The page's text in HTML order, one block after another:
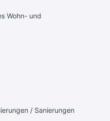
Wohn- und
/ Sanierungen